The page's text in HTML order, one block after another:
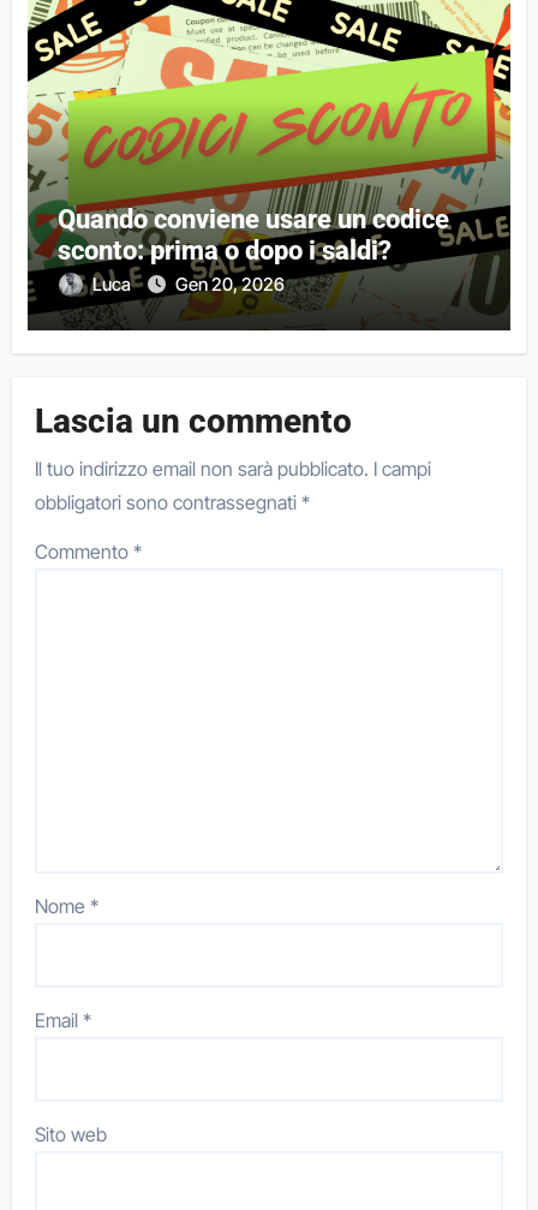
Quando conviene usare un codice
sconto: prima o dopo i saldi?
Luca Gen 20, 2026
Lascia un commento
Il tuo indirizzo email non sarà pubblicato. I campi
obbligatori sono contrassegnati*
Commento*
Nome*
Email*
Sito web